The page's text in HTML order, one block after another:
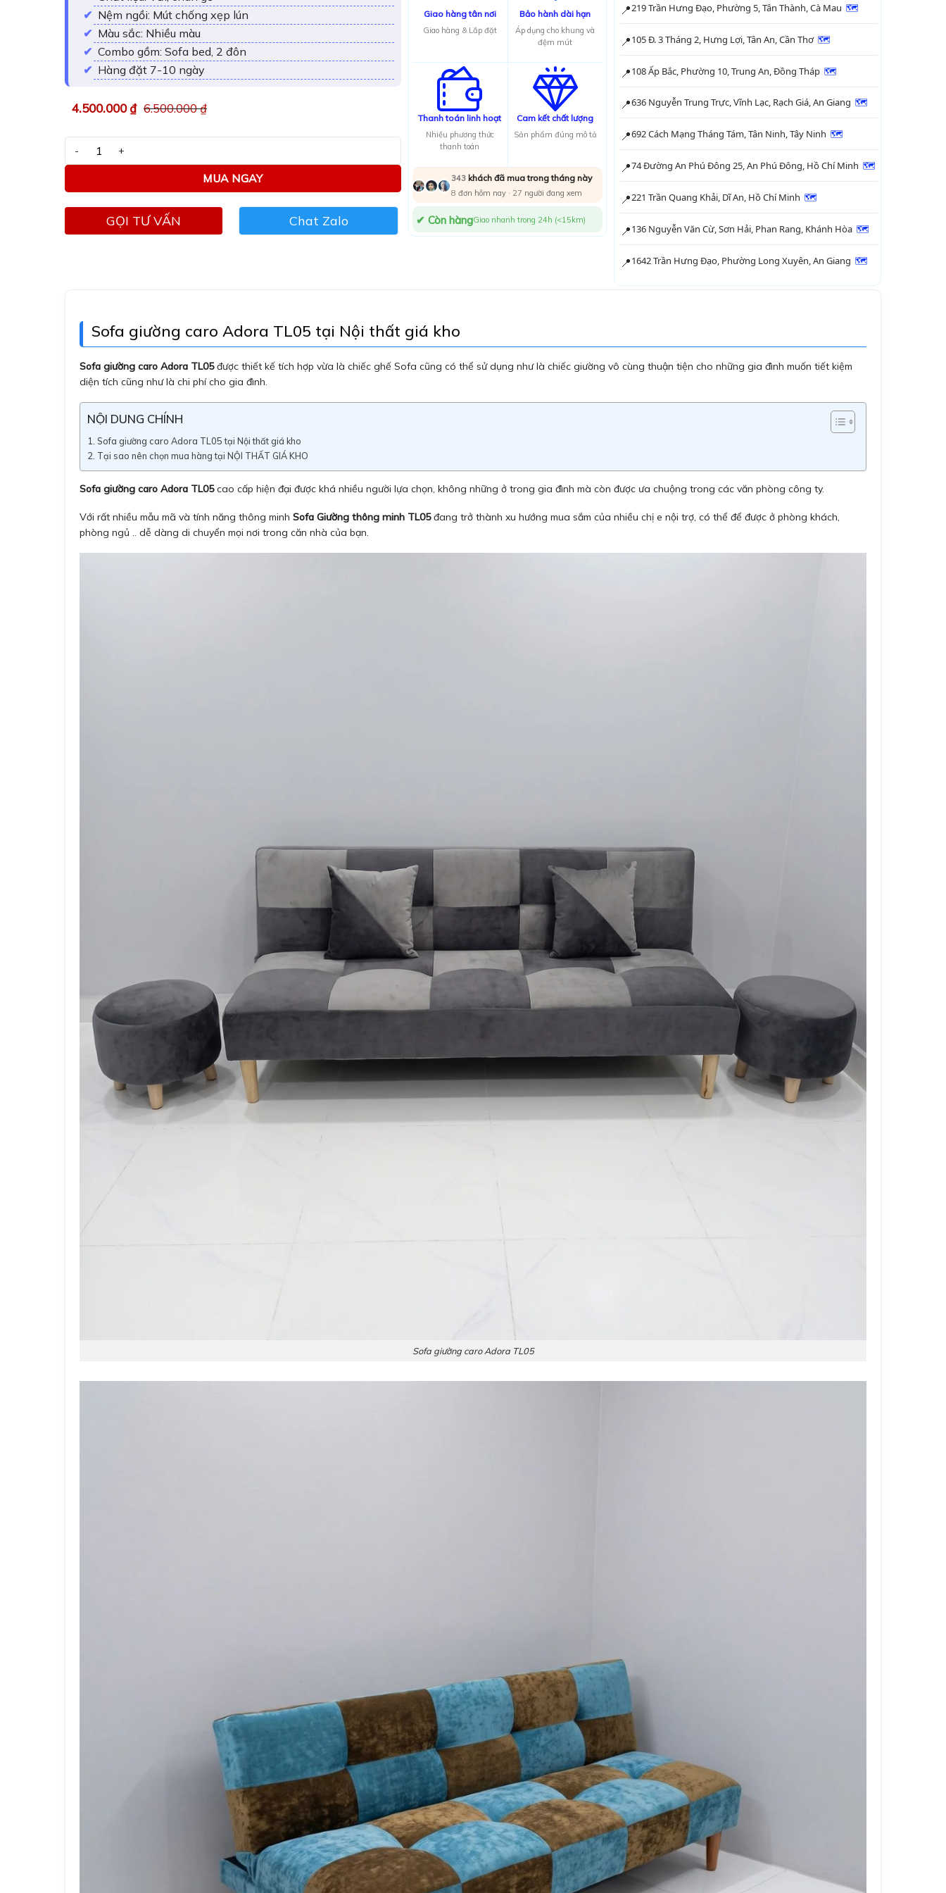
Nệm ngồi: Mút chống xẹp lún
Màu sắc: Nhiều màu
Combo gồm: Sofa bed, 2 đôn
Hàng đặt 7-10 ngày
4.500.000₫ 6.500.000₫
Sofa giường caro Adora TL05 số lượng
MUA NGAY
GỌI TƯ VẤN Chat Zalo
Giao hàng tân nơi
Giao hàng & Lắp đặt
Bảo hành dài hạn
Áp dụng cho khung và
đệm mút
Thanh toán linh hoạt
Nhiều phương thức
thanh toán
Cam kết chất lượng
Sản phẩm đúng mô tả
343khách đã mua trong tháng này
8 đơn hôm nay · 25 người đang xem
✔ Còn hàngGiao nhanh trong 24h (<15km)
📍219 Trần Hưng Đạo, Phường 5, Tân Thành, Cà Mau 🗺
📍105 Đ. 3 Tháng 2, Hưng Lợi, Tân An, Cần Thơ 🗺
📍108 Ấp Bắc, Phường 10, Trung An, Đồng Tháp 🗺
📍636 Nguyễn Trung Trực, Vĩnh Lạc, Rạch Giá, An Giang 🗺
📍692 Cách Mạng Tháng Tám, Tân Ninh, Tây Ninh 🗺
📍74 Đường An Phú Đông 25, An Phú Đông, Hồ Chí Minh 🗺
📍221 Trần Quang Khải, Dĩ An, Hồ Chí Minh 🗺
📍136 Nguyễn Văn Cừ, Sơn Hải, Phan Rang, Khánh Hòa 🗺
📍1642 Trần Hưng Đạo, Phường Long Xuyên, An Giang 🗺
Sofa giường caro Adora TL05 tại Nội thất giá kho
Sofa giường caro Adora TL05được thiết kế tích hợp vừa là chiếc ghế Sofa cũng có thể sử dụng như là chiếc giường vô cùng thuận tiện cho những gia đình muốn tiết kiệm
diện tích cũng như là chi phí cho gia đình.
NỘI DUNG CHÍNH
Sofa giường caro Adora TL05 tại Nội thất giá kho
Tại sao nên chọn mua hàng tại NỘI THẤT GIÁ KHO
Sofa giường caro Adora TL05cao cấp hiện đại được khá nhiều người lựa chọn, không những ở trong gia đình mà còn được ưa chuộng trong các văn phòng công ty.
Với rất nhiều mẫu mã và tính năng thông minh Sofa Giường thông minh TL05đang trở thành xu hướng mua sắm của nhiều chị e nội trợ, có thể để được ở phòng khách,
phòng ngủ .. dễ dàng di chuyển mọi nơi trong căn nhà của bạn.
Sofa giường caro Adora TL05